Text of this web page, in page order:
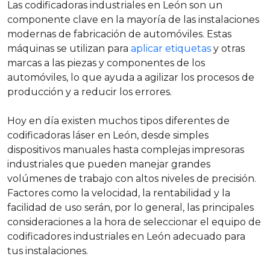
Las codificadoras industriales en León son un
componente clave en la mayoría de las instalaciones
modernas de fabricación de automóviles. Estas
máquinas se utilizan para aplicar etiquetas y otras
marcas a las piezas y componentes de los
automóviles, lo que ayuda a agilizar los procesos de
producción y a reducir los errores.
Hoy en día existen muchos tipos diferentes de
codificadoras láser en León, desde simples
dispositivos manuales hasta complejas impresoras
industriales que pueden manejar grandes
volúmenes de trabajo con altos niveles de precisión.
Factores como la velocidad, la rentabilidad y la
facilidad de uso serán, por lo general, las principales
consideraciones a la hora de seleccionar el equipo de
codificadores industriales en León adecuado para
tus instalaciones.